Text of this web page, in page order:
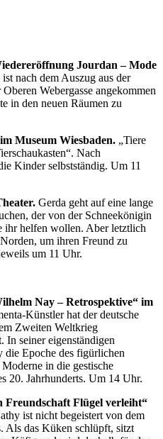
Jourdan – Mode
nach dem Auszug aus der
Webergasse angekommen
in den neuen Räumen zu
Museum Wiesbaden. „Tiere
Nach
Kinder selbstständig. Um 11
Gerda geht auf eine lange
der von der Schneekönigin
helfen wollen. Aber letztlich
um ihren Freund zu
um 11 Uhr.
Nay – Retrospektive“ im
Künstler hat der deutsche
Zweiten Weltkrieg
In seiner eigenständigen
Epoche des figürlichen
in die gestische
20. Jahrhunderts. Um 14 Uhr.
Flügel verleiht“
ist nicht begeistert von dem
Als das Küken schlüpft, sitzt